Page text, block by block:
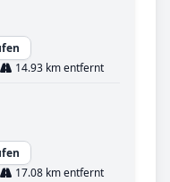
14.93 km entfernt
17.08 km entfernt